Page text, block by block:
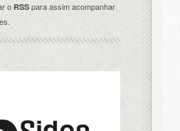
oRSS para assim acompanhar